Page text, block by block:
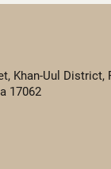
Khan-Uul District,
17062